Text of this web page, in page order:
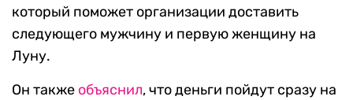
который поможет организации доставить
следующего мужчину и первую женщину на
Луну.
Он также объяснил, что деньги пойдут сразу на